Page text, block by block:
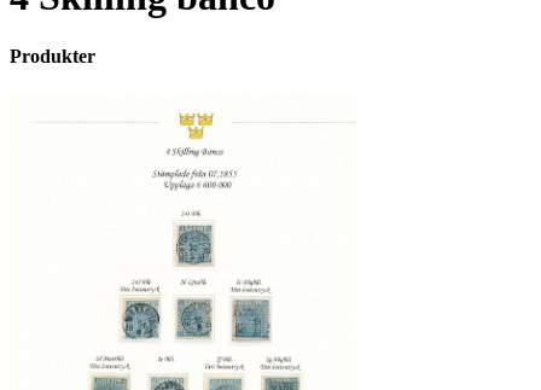
Produkter